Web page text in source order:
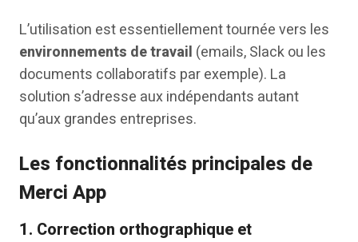
L’utilisation est essentiellement tournée vers les
environnements de travail (emails, Slack ou les
documents collaboratifs par exemple). La
solution s’adresse aux indépendants autant
qu’aux grandes entreprises.
Les fonctionnalités principales de
Merci App
1. Correction orthographique et